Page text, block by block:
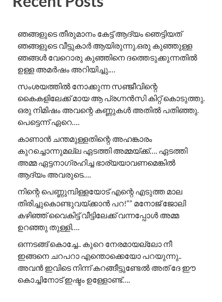
ഞങ്ങളുടെ തീരുമാനം കേട്ട് ആദ്യം ഞെട്ടിയത്
ഞങ്ങളുടെ വീട്ടുകാർ ആയിരുന്നു.ഒരു കുഞ്ഞുള്ള
ഞങ്ങൾ വേറൊരു കുഞ്ഞിനെ ദത്തെടുക്കുന്നതിൽ
ഉള്ള അമർഷം അറിയിച്ചു.…
സംശയത്തിൽ നോക്കുന്ന സഞ്ജീവിന്റെ
കൈകളിലേക്ക് മായ ആ പ്രഗ്നൻസി കിറ്റ് കൊടുത്തു.
ഒരു നിമിഷം അവന്റെ കണ്ണുകൾ അതിൽ പതിഞ്ഞു.
പെട്ടെന്ന് ഏറെ….
കാണാൻ ചന്തമുള്ളതിന്റെ അഹങ്കാരം
കുറച്ചൊന്നുമല്ല ഏടത്തി അമ്മയ്ക്ക്…. ഏടത്തി
അമ്മ ഏട്ടനാഗ്രഹിച്ച ഭാര്യയാവണമെങ്കിൽ
ആദ്യം അവരുടെ….
നിന്റെ പെണ്ണുമ്പിള്ളയോട് എന്റെ എടുത്ത മാല
തിരിച്ചുകൊണ്ടുവയ്ക്കാൻ പറ!”” ​മനോജ് ജോലി
കഴിഞ്ഞ് വൈകിട്ട് വീട്ടിലേക്ക് വന്നപ്പോൾ അമ്മ
ഉറഞ്ഞു തുള്ളി….
ഒന്നടങ്ങ് കൊച്ചേ.. കുറെ നേരമായല്ലോ നീ
ഇങ്ങനെ ചറപറാ എന്തൊക്കെയോ പറയുന്നു..
അവൻ ഇവിടെ നിന്ന് കറങ്ങീട്ടുണ്ടേൽ അത് ദേ ഈ
കൊച്ചിനോട് ഇഷ്ടം ഉള്ളോണ്ട്….